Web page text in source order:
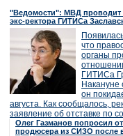
"Ведомости": МВД проводит
экс-ректора ГИТИСа
что
органы
ГИТИСа
Накануне
он
августа. Как сообщалось,
заявление об отставке по
Олег Газманов попросил
продюсера из СИЗО после